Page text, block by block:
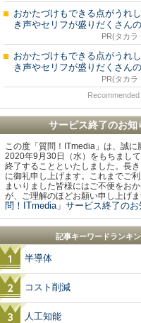
おかたづけもできる点がうれ
き声やセリフが盛りだくさん
PR(タカラ
おかたづけもできる点がうれ
き声やセリフが盛りだくさん
PR(タカラ
サービス終了のお知
この度「質問！ITmedia」は、誠に
2020年9月30日（水）をもちまし
終了することといたしました。長
に御礼申し上げます。これまでご
まいりました皆様にはご不便をお
が、ご理解のほどお願い申し上げま
問！ITmedia」サービス終了の
記事キーワードランキ
半導体
コスト削減
人工知能